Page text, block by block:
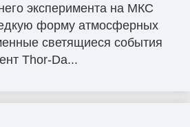
эксперимента на МКС
форму атмосферных
светящиеся события
Thor-Da...